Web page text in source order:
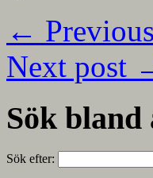
←
Next post
Sök
Sök efter: